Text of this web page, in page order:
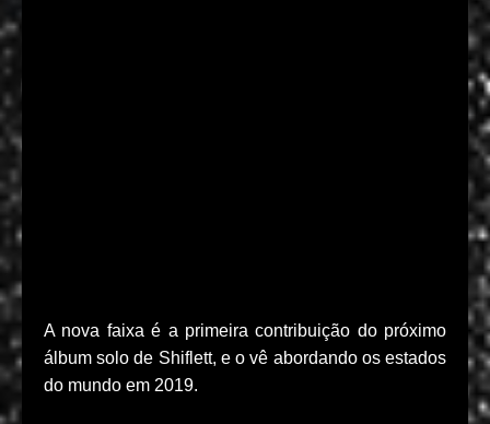
A nova faixa é a primeira contribuição do próximo
álbum solo de Shiflett, e o vê abordando os estados
do mundo em 2019.